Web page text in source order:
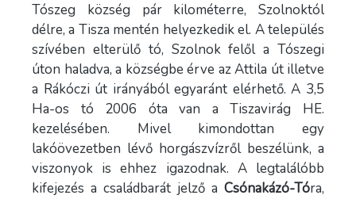
Tószeg község pár kilométerre, Szolnoktól
délre, a Tisza mentén helyezkedik el. A település
szívében elterülő tó, Szolnok felől a Tószegi
úton haladva, a községbe érve az Attila út illetve
a Rákóczi út irányából egyaránt elérhető. A 3,5
Ha-os tó 2006 óta van a Tiszavirág HE.
kezelésében. Mivel kimondottan egy
lakóövezetben lévő horgászvízről beszélünk, a
viszonyok is ehhez igazodnak. A legtalálóbb
kifejezés a családbarát jelző a Csónakázó-Tóra,